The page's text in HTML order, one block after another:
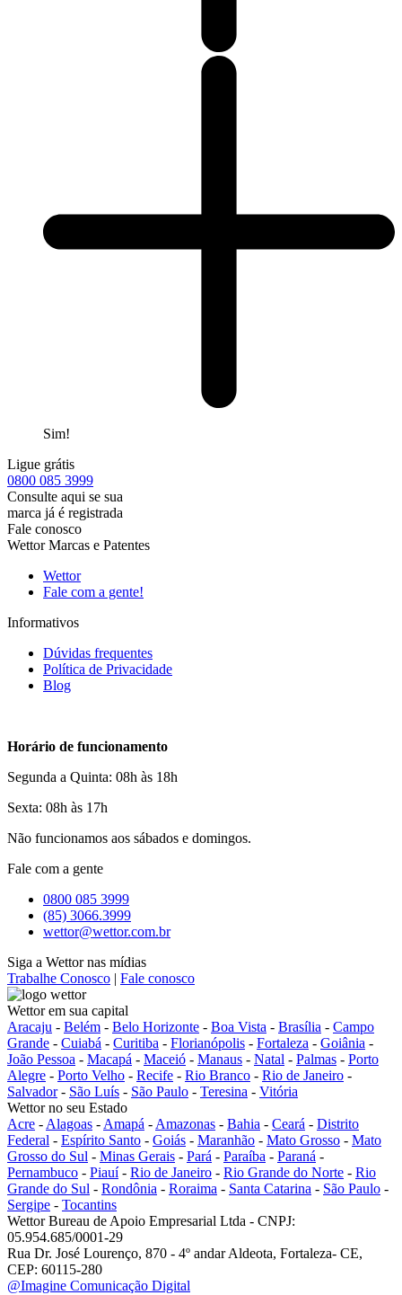
Sim!
Ligue grátis
0800 085 3999
Consulte aqui se sua
marca já é registrada
Fale conosco
Wettor Marcas e Patentes
Wettor
Fale com a gente!
Informativos
Dúvidas frequentes
Política de Privacidade
Blog
Horário de funcionamento
Segunda a Quinta: 08h às 18h
Sexta: 08h às 17h
Não funcionamos aos sábados e domingos.
Fale com a gente
0800 085 3999
(85) 3066.3999
wettor@wettor.com.br
Siga a Wettor nas mídias
Trabalhe Conosco | Fale conosco
Wettor em sua capital
Aracaju - Belém - Belo Horizonte - Boa Vista - Brasília - Campo
Grande - Cuiabá - Curitiba - Florianópolis - Fortaleza - Goiânia -
João Pessoa - Macapá - Maceió - Manaus - Natal - Palmas - Porto
Alegre - Porto Velho - Recife - Rio Branco - Rio de Janeiro -
Salvador- São Luís - São Paulo - Teresina - Vitória
Wettor no seu Estado
Acre - Alagoas - Amapá - Amazonas - Bahia - Ceará - Distrito
Federal - Espírito Santo - Goiás - Maranhão - Mato Grosso - Mato
Grosso do Sul - Minas Gerais - Pará - Paraíba - Paraná -
Pernambuco - Piauí- Rio de Janeiro - Rio Grande do Norte - Rio
Grande do Sul - Rondônia - Roraima - Santa Catarina - São Paulo -
Sergipe - Tocantins
Wettor Bureau de Apoio Empresarial Ltda - CNPJ:
05.954.685/0001-29
Rua Dr. José Lourenço, 870 - 4º andar Aldeota, Fortaleza- CE,
CEP: 60115-280
@Imagine Comunicação Digital